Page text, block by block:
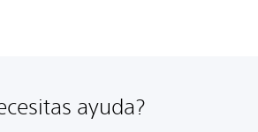
ayuda?